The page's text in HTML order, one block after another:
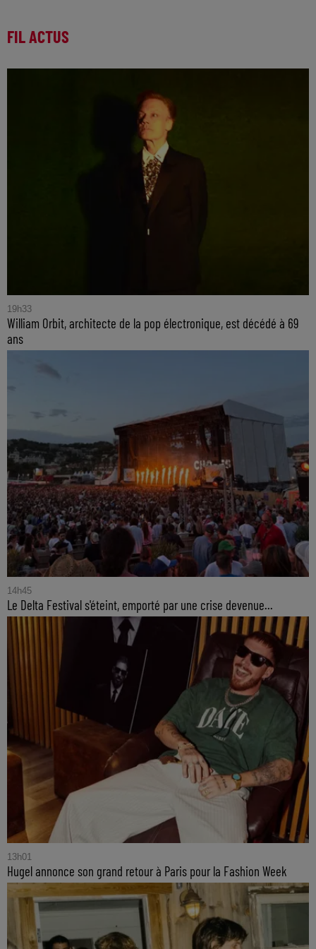
FIL ACTUS
19h33
William Orbit, architecte de la pop électronique, est décédé à 69
ans
14h45
Le Delta Festival s'éteint, emporté par une crise devenue...
13h01
Hugel annonce son grand retour à Paris pour la Fashion Week